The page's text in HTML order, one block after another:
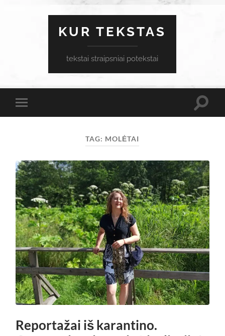
KUR TEKSTAS
tekstai straipsniai potekstai
Toggle
mobile
Toggle
TAG: MOLĖTAI
Reportažai iš karantino.